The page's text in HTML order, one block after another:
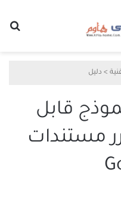
> دليل
قابل
مستندات